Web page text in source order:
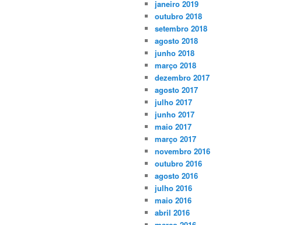
janeiro 2019
outubro 2018
setembro 2018
agosto 2018
junho 2018
março 2018
dezembro 2017
agosto 2017
julho 2017
junho 2017
maio 2017
março 2017
novembro 2016
outubro 2016
agosto 2016
julho 2016
maio 2016
abril 2016